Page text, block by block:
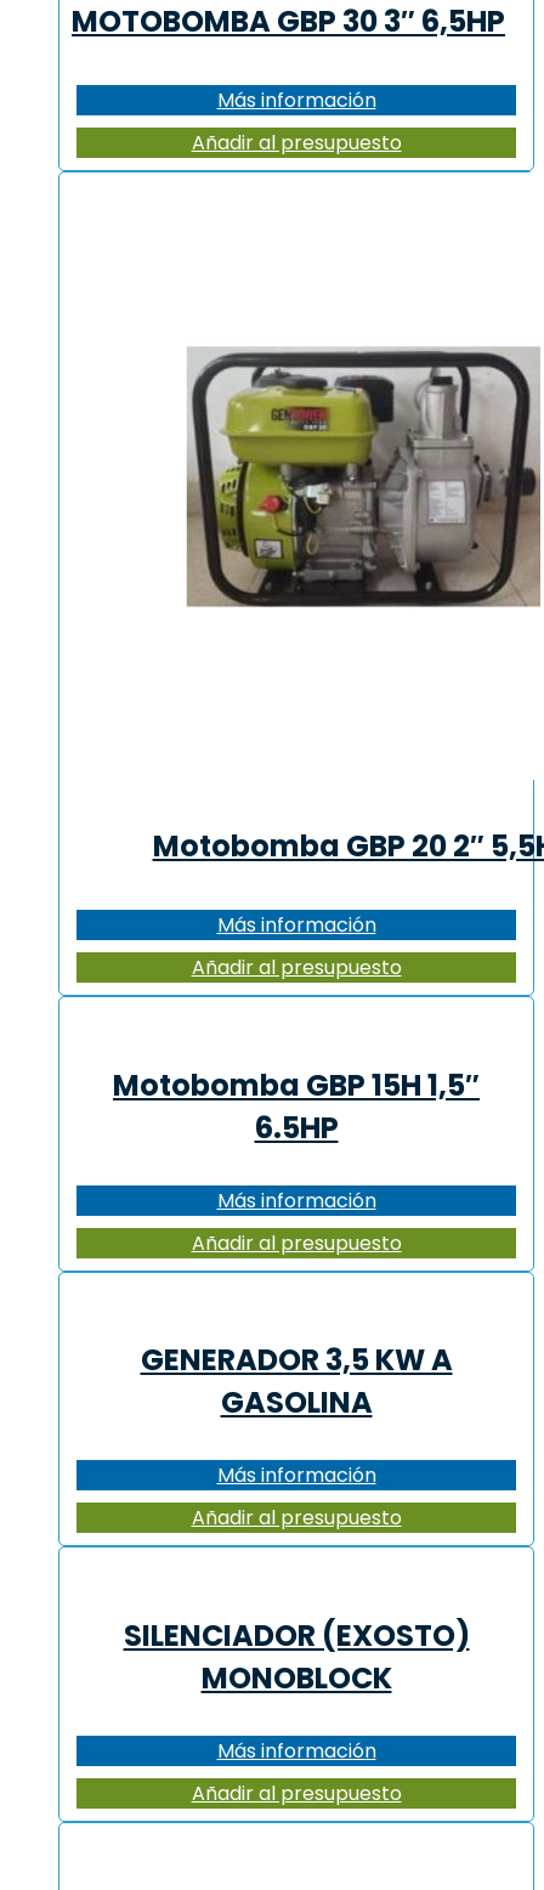
MOTOBOMBA GBP 30 3″ 6,5HP
Más información
Añadir al presupuesto
Motobomba GBP 20 2″
Más información
Añadir al presupuesto
Motobomba GBP 15H 1,5″
6.5HP
Más información
Añadir al presupuesto
GENERADOR 3,5 KW A
GASOLINA
Más información
Añadir al presupuesto
SILENCIADOR (EXOSTO)
MONOBLOCK
Más información
Añadir al presupuesto